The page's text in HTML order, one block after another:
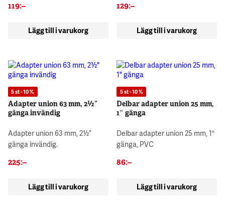
119:–
Lägg till i varukorg
129:–
Lägg till i varukorg
5 st - 10 %
Adapter union 63 mm, 2½”
gänga invändig
Adapter union 63 mm, 2½”
gänga invändig.
225:–
Lägg till i varukorg
5 st - 10 %
Delbar adapter union 25 mm,
1″ gänga
Delbar adapter union 25 mm, 1″
gänga, PVC
86:–
Lägg till i varukorg